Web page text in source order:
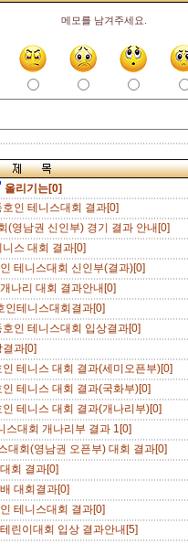
메모를 남겨주세요.
올리기는[0]
인 테니스대회 결과[0]
(영남권 신인부) 경기 결과 안내[0]
스 대회 결과[0]
테니스대회 신인부(결과)[0]
나리 대회 결과안내[0]
인테니스대회결과[0]
인 테니스대회 입상결과[0]
과[0]
테니스 대회 결과(세미오픈부)[0]
테니스 대회 결과(국화부)[0]
테니스 대회 결과(개나리부)[0]
스대회 개나리부 결과 1[0]
대회(영남권 오픈부) 대회 결과[0]
회 결과[0]
대회결과[0]
테니스대회 결과[0]
린이대회 입상 결과안내[5]